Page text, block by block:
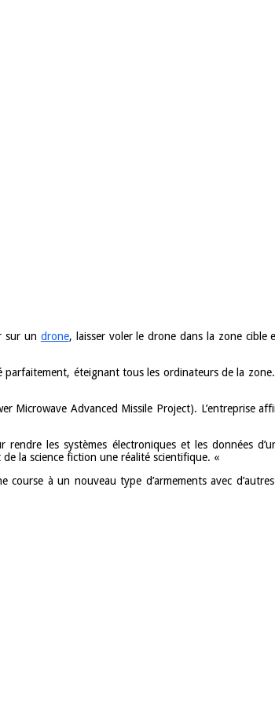
sur un drone, laisser voler le drone dans la zone cible
éteignant tous les ordinateurs de la
Advanced Missile Project). L’entreprise
les systèmes électroniques et les données
la science fiction une réalité scientifique. «
à un nouveau type d’armements avec